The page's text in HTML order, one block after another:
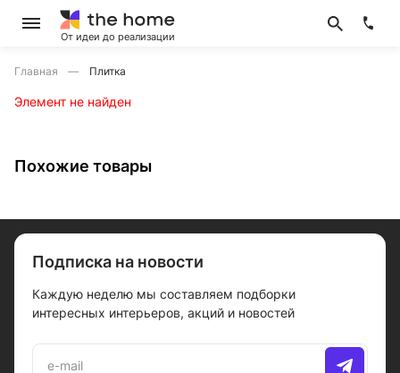
От идеи до реализации
Главная Плитка
Элемент не найден
Похожие товары
Подписка на новости
Каждую неделю мы составляем подборки
интересных интерьеров, акций и новостей